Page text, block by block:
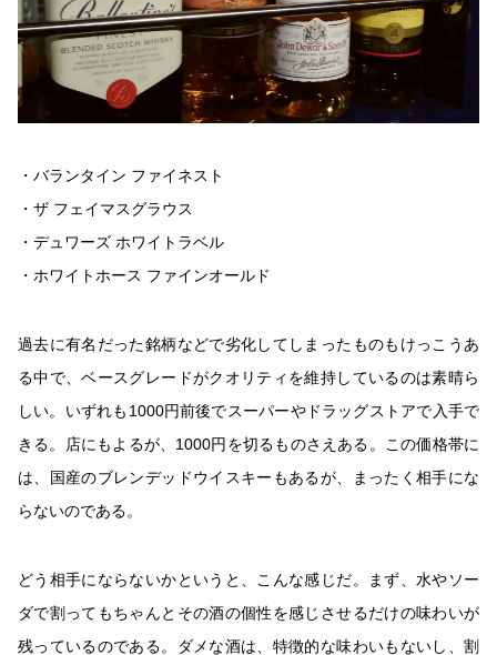
・バランタイン ファイネスト
・ザ フェイマスグラウス
・デュワーズ ホワイトラベル
・ホワイトホース ファインオールド
過去に有名だった銘柄などで劣化してしまったものもけっこうあ
る中で、ベースグレードがクオリティを維持しているのは素晴ら
しい。いずれも1000円前後でスーパーやドラッグストアで入手で
きる。店にもよるが、1000円を切るものさえある。この価格帯に
は、国産のブレンデッドウイスキーもあるが、まったく相手にな
らないのである。
どう相手にならないかというと、こんな感じだ。まず、水やソー
ダで割ってもちゃんとその酒の個性を感じさせるだけの味わいが
残っているのである。ダメな酒は、特徴的な味わいもないし、割